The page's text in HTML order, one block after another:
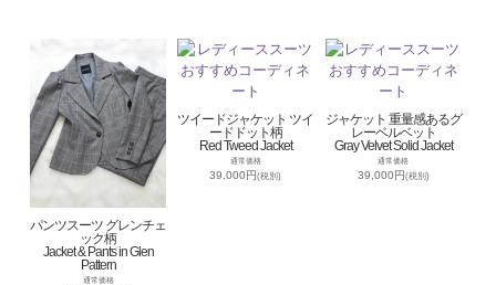
パンツスーツ グレンチェ
ック柄
Jacket & Pants in Glen
Pattern
通常価格
ツイードジャケット ツイ
ードドット柄
Red Tweed Jacket
通常価格
39,000円(税別)
ジャケット 重量感あるグ
レーベルベット
Gray Velvet Solid Jacket
通常価格
39,000円(税別)